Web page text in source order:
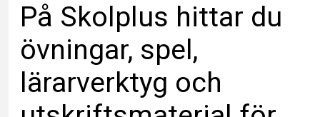
På Skolplus hittar du
övningar, spel,
lärarverktyg och